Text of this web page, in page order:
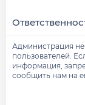
Администрация не
пользователей.
информация,
сообщить нам на